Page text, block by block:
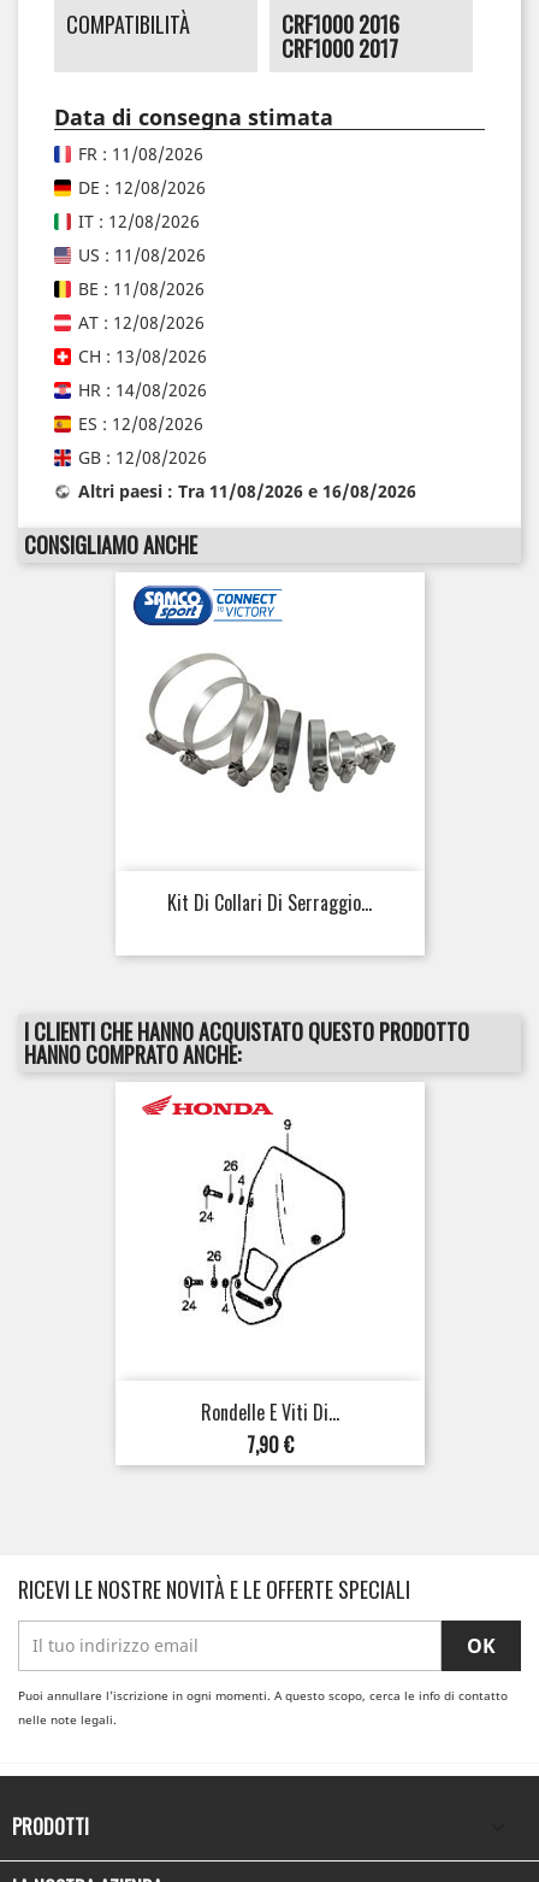
COMPATIBILITÀ CRF1000 2016
CRF1000 2017
Data di consegna stimata
FR : 11/08/2026
DE : 12/08/2026
IT : 12/08/2026
US : 11/08/2026
BE : 11/08/2026
AT : 12/08/2026
CH : 13/08/2026
HR : 14/08/2026
ES : 12/08/2026
GB : 12/08/2026
Altri paesi : Tra 11/08/2026 e 16/08/2026
CONSIGLIAMO ANCHE
Kit Di Collari Di Serraggio...
I CLIENTI CHE HANNO ACQUISTATO QUESTO PRODOTTO
HANNO COMPRATO ANCHE:
Rondelle E Viti Di...
Prezzo
7,90 €
RICEVI LE NOSTRE NOVITÀ E LE OFFERTE SPECIALI
Puoi annullare l'iscrizione in ogni momenti. A questo scopo, cerca le info di contatto
nelle note legali.
PRODOTTI